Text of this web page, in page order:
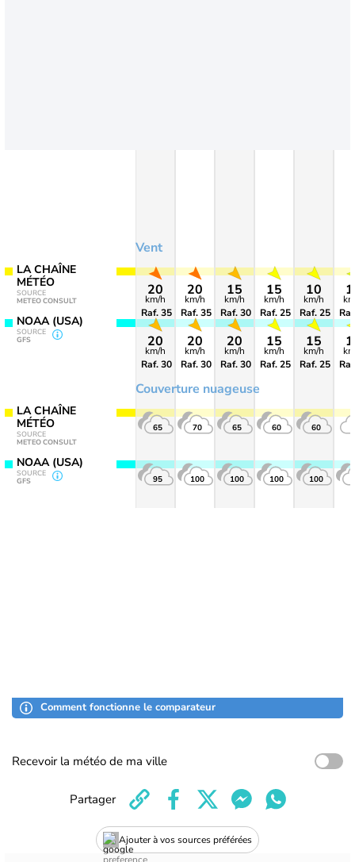
LA CHAÎNE
MÉTÉO
SOURCE
METEO CONSULT
NOAA (USA)
SOURCE
GFS
LA CHAÎNE
MÉTÉO
SOURCE
METEO CONSULT
NOAA (USA)
SOURCE
GFS
Vent
Couverture nuageuse
20
km/h
Raf. 35
20
km/h
Raf. 30
65
95
20
km/h
Raf. 35
20
km/h
Raf. 30
70
100
15
km/h
Raf. 30
20
km/h
Raf. 30
65
100
15
km/h
Raf. 25
15
km/h
Raf. 25
60
100
10
km/h
Raf. 25
15
km/h
Raf. 25
60
100
Comment fonctionne le comparateur
Recevoir la météo de ma ville
Ajouter à vos sources préférées
Partager